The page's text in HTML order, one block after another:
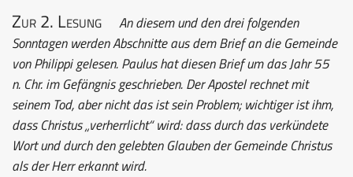
Zur 2. Lesung
An diesem und den drei folgenden
Sonntagen werden Abschnitte aus dem Brief an die Gemeinde
von Philippi gelesen. Paulus hat diesen Brief um das Jahr 55
n. Chr. im Gefängnis geschrieben. Der Apostel rechnet mit
seinem Tod, aber nicht das ist sein Problem; wichtiger ist ihm,
dass Christus „verherrlicht“ wird: dass durch das verkündete
Wort und durch den gelebten Glauben der Gemeinde Christus
als der Herr erkannt wird.